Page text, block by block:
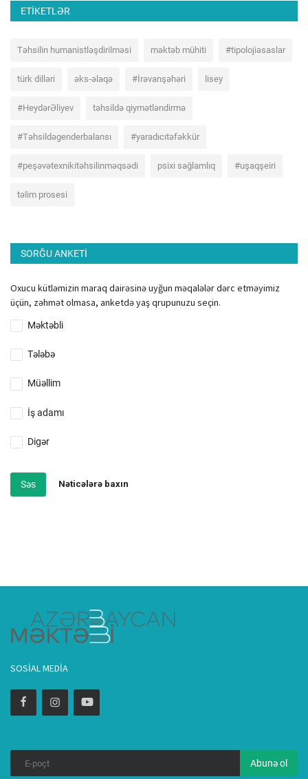
ETIKETLƏR
Təhsilin humanistləşdirilməsi məktəb mühiti #tipolojiəsaslar
türk dilləri əks-əlaqə #İrəvanşəhəri lisey
#HeydərƏliyev təhsildə qiymətləndirmə
#Təhsildəgenderbalansı #yaradıcıtəfəkkür
#peşəvətexnikitəhsilinməqsədi psixi sağlamlıq #uşaqşeiri
təlim prosesi
SORĞU ANKETI
Oxucu kütləmizin maraq dairəsinə uyğun məqalələr dərc etməyimiz
üçün, zəhmət olmasa, anketdə yaş qrupunuzu seçin.
Məktəbli
Tələbə
Müəllim
İş adamı
Digər
Səs Nəticələrə baxın
SOSIAL MEDIA
Abunə ol